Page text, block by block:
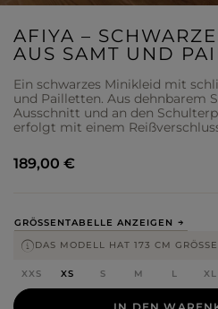
AFIYA –
AUS SAMT UND
Ein schwarzes Minikleid mit
und Pailletten. Aus dehnbarem
Ausschnitt und an den
erfolgt mit einem
GRÖSSENTABELLE ANZEIGEN
DAS MODELL HAT 173 CM GRÖSSE
XXS XS S M L XL
IN DEN
189,00 €